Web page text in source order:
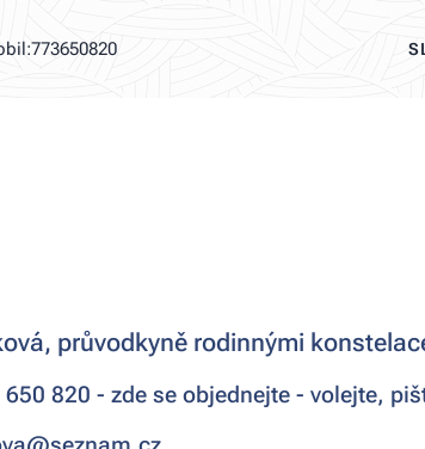
průvodkyně rodinnými
820 - zde se objednejte - volejte,